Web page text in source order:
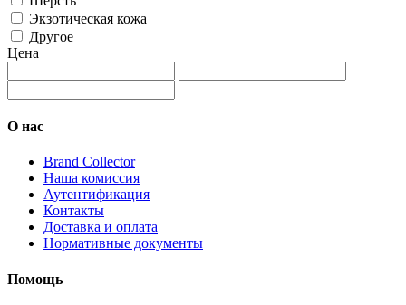
Экзотическая кожа
Другое
Цена
О нас
Brand Collector
Наша комиссия
Аутентификация
Контакты
Доставка и оплата
Нормативные документы
Помощь